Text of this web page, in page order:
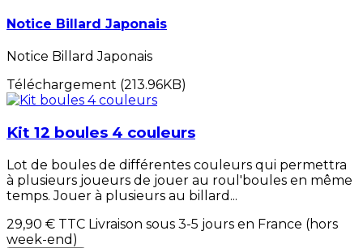
Notice Billard Japonais
Notice Billard Japonais
Téléchargement (213.96KB)
Kit 12 boules 4 couleurs
Lot de boules de différentes couleurs qui permettra
à plusieurs joueurs de jouer au roul'boules en même
temps. Jouer à plusieurs au billard...
29,90 € TTC Livraison sous 3-5 jours en France (hors
week-end)